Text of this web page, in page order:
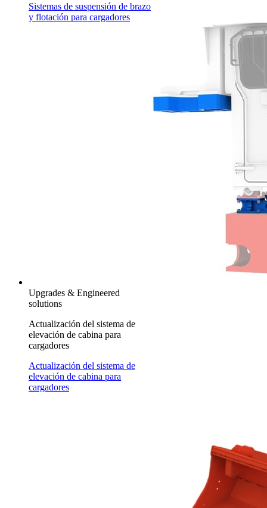
Sistemas de suspensión de brazo
y flotación para cargadores
Upgrades & Engineered
solutions
Actualización del sistema de
elevación de cabina para
cargadores
Actualización del sistema de
elevación de cabina para
cargadores